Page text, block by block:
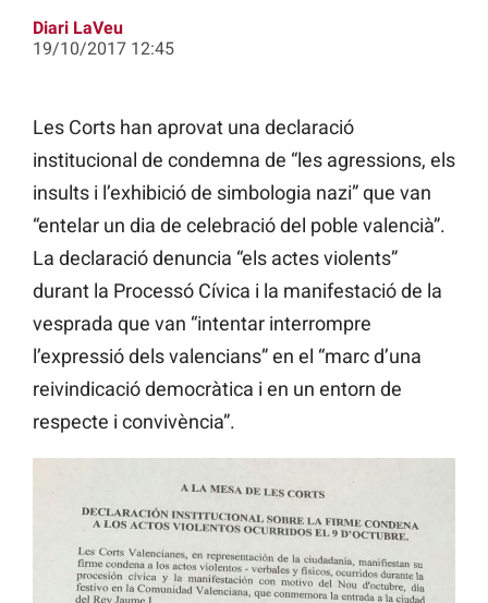
Diari LaVeu
19/10/2017 12:45
Les Corts han aprovat una declaració
institucional de condemna de “les agressions, els
insults i l’exhibició de simbologia nazi” que van
“entelar un dia de celebració del poble valencià”.
La declaració denuncia “els actes violents”
durant la Processó Cívica i la manifestació de la
vesprada que van “intentar interrompre
l’expressió dels valencians” en el “marc d’una
reivindicació democràtica i en un entorn de
respecte i convivència”.